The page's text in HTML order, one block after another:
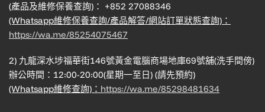
(產品及維修保養查詢)： +852 27088346
(Whatsapp維修保養查詢/產品解答/網站訂單狀態查詢)：
https://wa.me/85254075467
2) 九龍深水埗福華街146號黃金電腦商場地庫69號舖(洗手間傍)
辦公時間：12:00-20:00(星期一至日) (請先預約)
(Whatsapp維修查詢)： https://wa.me/85298481634